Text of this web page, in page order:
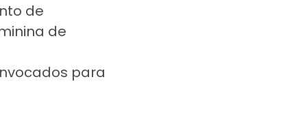
de
de
para